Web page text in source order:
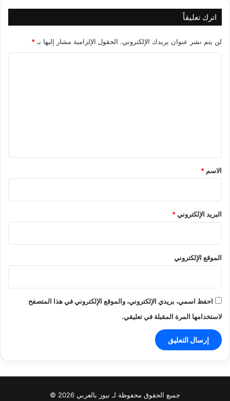
اترك تعليقاً
لن يتم نشر عنوان بريدك الإلكتروني. الحقول الإلزامية مشار إليها بـ *
*
الاسم *
البريد الإلكتروني*
الموقع الإلكتروني
احفظ اسمي، بريدي الإلكتروني، والموقع الإلكتروني في هذا المتصفح
لاستخدامها المرة المقبلة في تعليقي.
جميع الحقوق محفوظة لـ نيوز بالعربي 2026 ©